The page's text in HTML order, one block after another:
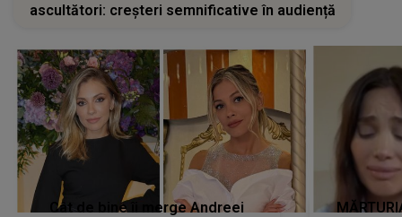
ascultători: creșteri semnificative în audiență
Cât de bine îi merge Andreei